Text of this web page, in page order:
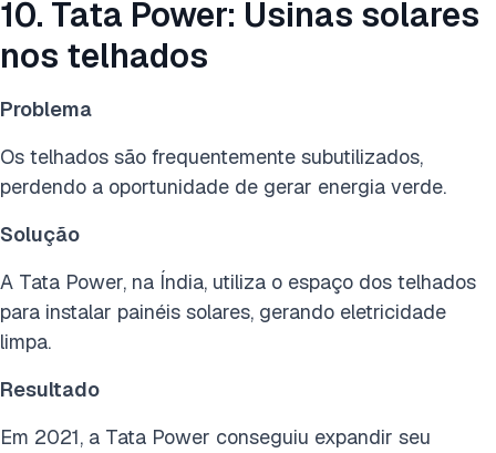
10. Tata Power: Usinas solares
nos telhados
Problema
Os telhados são frequentemente subutilizados,
perdendo a oportunidade de gerar energia verde.
Solução
A Tata Power, na Índia, utiliza o espaço dos telhados
para instalar painéis solares, gerando eletricidade
limpa.
Resultado
Em 2021, a Tata Power conseguiu expandir seu